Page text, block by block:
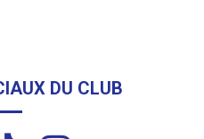
DU CLUB